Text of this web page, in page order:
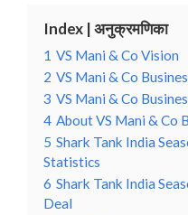
Index | अनुक्रमणिका
1 VS Mani & Co Vision
2 VS Mani & Co
3 VS Mani & Co
4 About VS Mani & Co
5 Shark Tank India
Statistics
6 Shark Tank India
Deal